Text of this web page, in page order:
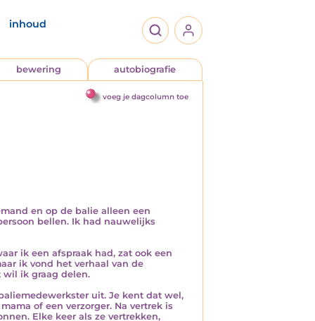
inhoud
bewering autobiografie
voeg je dagcolumn toe
en op de balie alleen een
bellen. Ik had nauwelijks
ik een afspraak had, zat ook een
ik vond het verhaal van de
ik graag delen.
uit. Je kent dat wel,
of een verzorger. Na vertrek is
Elke keer als ze vertrekken,